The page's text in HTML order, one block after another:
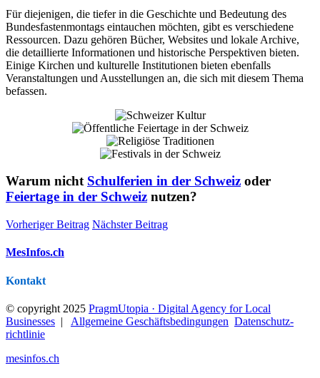
Für diejenigen, die tiefer in die Geschichte und Bedeutung des
Bundesfastenmontags eintauchen möchten, gibt es verschiedene
Ressourcen. Dazu gehören Bücher, Websites und lokale Archive,
die detaillierte Informationen und historische Perspektiven bieten.
Einige Kirchen und kulturelle Institutionen bieten ebenfalls
Veranstaltungen und Ausstellungen an, die sich mit diesem Thema
befassen.
Warum nicht Schulferien in der Schweiz oder
Feiertage in der Schweiz nutzen?
Vorheriger Beitrag Nächster Beitrag
MesInfos.ch
Kontakt
© copyright 2025 PragmUtopia · Digital Agency for Local
Businesses | Allgemeine Geschäftsbedingungen Datenschutz­
richtlinie
mesinfos.ch